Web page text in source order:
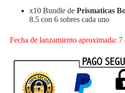
x10 Bundle de Prismaticas
8.5 con 6 sobres cada uno
Fecha de lanzamiento aproximada: